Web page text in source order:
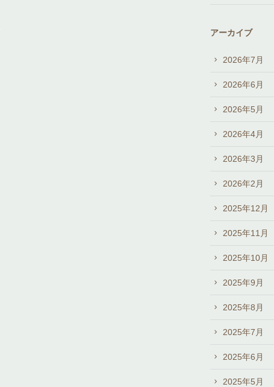
アーカイブ
2026年7月
2026年6月
2026年5月
2026年4月
2026年3月
2026年2月
2025年12月
2025年11月
2025年10月
2025年9月
2025年8月
2025年7月
2025年6月
2025年5月